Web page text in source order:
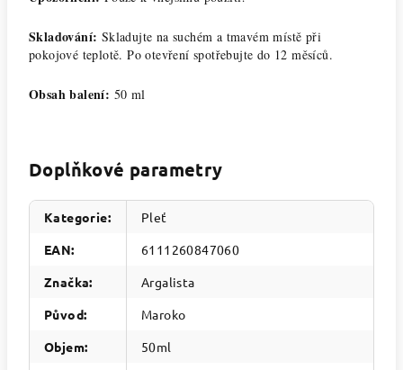
Skladování: Skladujte na suchém a tmavém místě při
pokojové teplotě. Po otevření spotřebujte do 12 měsíců.
Obsah balení: 50 ml
Doplňkové parametry
Kategorie:
Pleť
EAN:
6111260847060
Značka:
Argalista
Původ:
Maroko
Objem: 50ml